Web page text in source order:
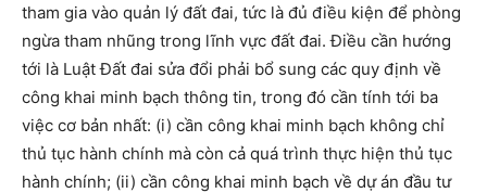
tham gia vào quản lý đất đai, tức là đủ điều kiện để phòng
ngừa tham nhũng trong lĩnh vực đất đai. Điều cần hướng
tới là Luật Đất đai sửa đổi phải bổ sung các quy định về
công khai minh bạch thông tin, trong đó cần tính tới ba
việc cơ bản nhất: (i) cần công khai minh bạch không chỉ
thủ tục hành chính mà còn cả quá trình thực hiện thủ tục
hành chính; (ii) cần công khai minh bạch về dự án đầu tư